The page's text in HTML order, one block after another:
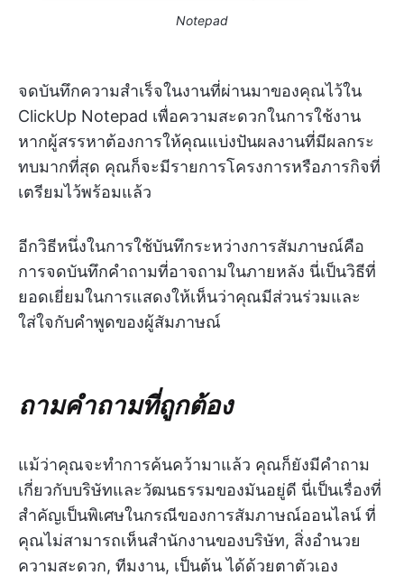
Notepad
จดบันทึกความสำเร็จในงานที่ผ่านมาของคุณไว้ใน
ClickUp Notepad เพื่อความสะดวกในการใช้งาน
หากผู้สรรหาต้องการให้คุณแบ่งปันผลงานที่มีผลกระ
ทบมากที่สุด คุณก็จะมีรายการโครงการหรือภารกิจที่
เตรียมไว้พร้อมแล้ว
อีกวิธีหนึ่งในการใช้บันทึกระหว่างการสัมภาษณ์คือ
การจดบันทึกคำถามที่อาจถามในภายหลัง นี่เป็นวิธีที่
ยอดเยี่ยมในการแสดงให้เห็นว่าคุณมีส่วนร่วมและ
ใส่ใจกับคำพูดของผู้สัมภาษณ์
ถามคำถามที่ถูกต้อง
แม้ว่าคุณจะทำการค้นคว้ามาแล้ว คุณก็ยังมีคำถาม
เกี่ยวกับบริษัทและวัฒนธรรมของมันอยู่ดี นี่เป็นเรื่องที่
สำคัญเป็นพิเศษในกรณีของการสัมภาษณ์ออนไลน์ ที่
คุณไม่สามารถเห็นสำนักงานของบริษัท, สิ่งอำนวย
ความสะดวก, ทีมงาน, เป็นต้น ได้ด้วยตาตัวเอง